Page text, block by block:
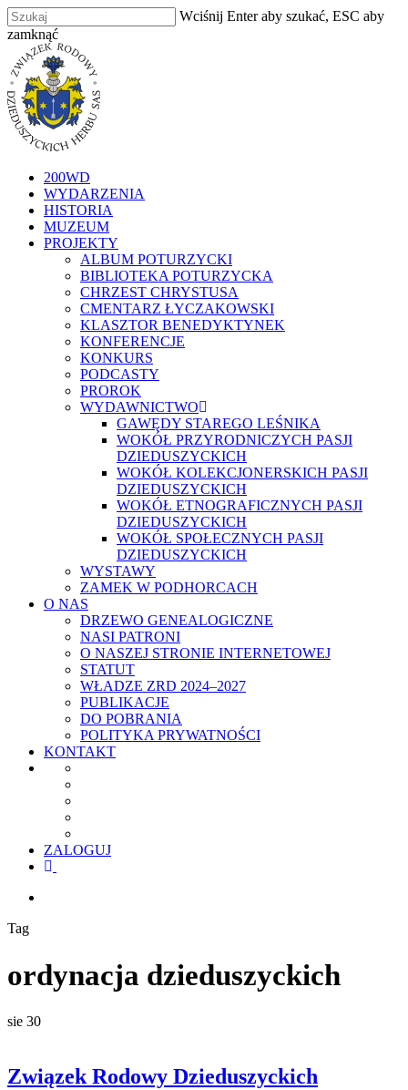
Skip
to
main
content
Wciśnij Enter aby szukać, ESC aby
zamknąć
Zamknij
szukaj
Menu
200WD
WYDARZENIA
HISTORIA
MUZEUM
PROJEKTY
ALBUM POTURZYCKI
BIBLIOTEKA POTURZYCKA
CHRZEST CHRYSTUSA
CMENTARZ ŁYCZAKOWSKI
KLASZTOR BENEDYKTYNEK
KONFERENCJE
KONKURS
PODCASTY
PROROK
WYDAWNICTWO
GAWĘDY STAREGO LEŚNIKA
WOKÓŁ PRZYRODNICZYCH PASJI
DZIEDUSZYCKICH
WOKÓŁ KOLEKCJONERSKICH PASJI
DZIEDUSZYCKICH
WOKÓŁ ETNOGRAFICZNYCH PASJI
DZIEDUSZYCKICH
WOKÓŁ SPOŁECZNYCH PASJI
DZIEDUSZYCKICH
WYSTAWY
ZAMEK W PODHORCACH
O NAS
DRZEWO GENEALOGICZNE
NASI PATRONI
O NASZEJ STRONIE INTERNETOWEJ
STATUT
WŁADZE ZRD 2024–2027
PUBLIKACJE
DO POBRANIA
POLITYKA PRYWATNOŚCI
KONTAKT
ZALOGUJ
facebook
Tag
ordynacja dzieduszyckich
sie 30
Związek Rodowy Dzieduszyckich